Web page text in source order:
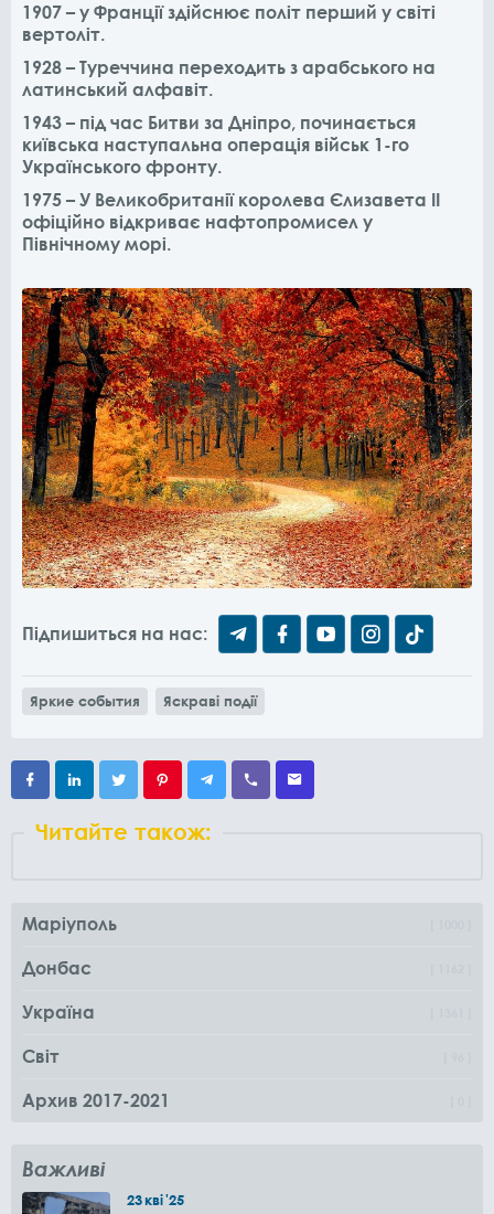
1907 – у Франції здійснює політ перший у світі
вертоліт.
1928 – Туреччина переходить з арабського на
латинський алфавіт.
1943 – під час Битви за Дніпро, починається
київська наступальна операція військ 1-го
Українського фронту.
1975 – У Великобританії королева Єлизавета II
офіційно відкриває нафтопромисел у
Північному морі.
Підпишиться на нас:
Яркие события Яскраві події
Читайте також:
Маріуполь
Донбас
Україна
Світ
Архив 2017-2021
Важливі
23кві'25